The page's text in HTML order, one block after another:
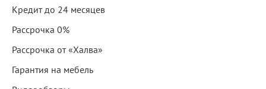
Кредит до 24 месяцев
Рассрочка 0%
Рассрочка от «Халва»
Гарантия на мебель